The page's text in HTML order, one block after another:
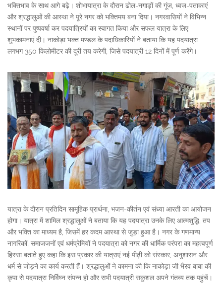
भक्तिभाव के साथ आगे बढ़े। शोभायात्रा के दौरान ढोल-नगाड़ों की गूंज, ध्वज-पताकाएं
और श्रद्धालुओं की आस्था ने पूरे नगर को भक्तिमय बना दिया। नगरवासियों ने विभिन्न
स्थानों पर पुष्पवर्षा कर पदयात्रियों का स्वागत किया और सफल यात्रा के लिए
शुभकामनाएं दी। नाकोड़ा भक्त मण्डल के पदाधिकारियों ने बताया कि यह पदयात्रा
लगभग 350 किलोमीटर की दूरी तय करेगी, जिसे पदयात्री 12 दिनों में पूर्ण करेंगे।
यात्रा के दौरान प्रतिदिन सामूहिक प्रार्थना, भजन-कीर्तन एवं संध्या आरती का आयोजन
होगा। यात्रा में शामिल श्रद्धालुओं ने बताया कि यह पदयात्रा उनके लिए आत्मशुद्धि, तप
और भक्ति का माध्यम है, जिसमें हर कदम आस्था से जुड़ा हुआ है। नगर के गणमान्य
नागरिकों, समाजजनों एवं धर्मप्रेमियों ने पदयात्रा को नगर की धार्मिक परंपरा का महत्वपूर्ण
हिस्सा बताते हुए कहा कि इस प्रकार की यात्राएं नई पीढ़ी को संस्कार, अनुशासन और
धर्म से जोड़ने का कार्य करती हैं। श्रद्धालुओं ने कामना की कि नाकोड़ा जी भैरव बाबा की
कृपा से पदयात्रा निर्विघ्न संपन्न हो और सभी पदयात्री सकुशल अपने गंतव्य तक पहुंचें।